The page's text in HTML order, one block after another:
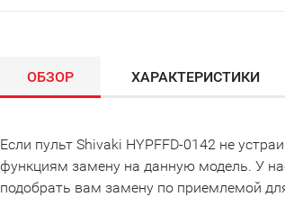
ОБЗОР ХАРАКТЕРИСТИКИ
Если пульт Shivaki HYPFFD-0142 не
функциям замену на данную модель. У
подобрать вам замену по приемлемой